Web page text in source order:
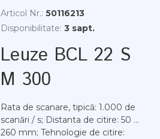
Articol Nr.: 50116213
Disponibilitate: 3 sapt.
Leuze BCL 22 S
M 300
Rata de scanare, tipică: 1.000 de
scanări / s; Distanta de citire: 50 ...
260 mm; Tehnologie de citire: